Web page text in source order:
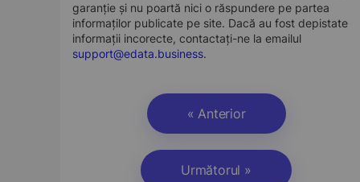
garanție și nu poartă nici o răspundere pe partea
informaților publicate pe site. Dacă au fost depistate
informații incorecte, contactați-ne la emailul
support@edata.business.
« Anterior
Următorul »